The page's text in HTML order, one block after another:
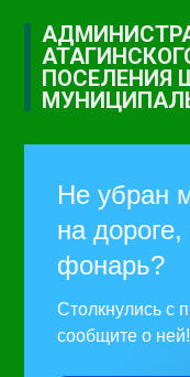
ПОСЕЛЕНИЯ
Не убран
на дороге,
фонарь?
Столкнулись с
сообщите о ней!